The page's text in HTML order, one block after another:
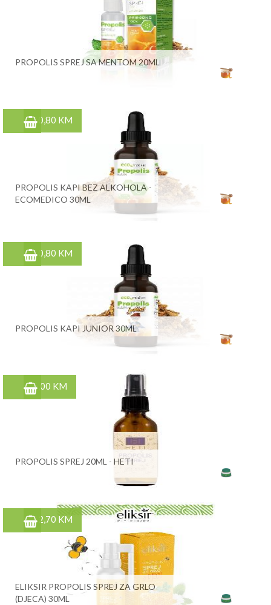
PROPOLIS SPREJ SA MENTOM 20ML
10,80 KM
PROPOLIS KAPI BEZ ALKOHOLA -
ECOMEDICO 30ML
10,80 KM
PROPOLIS KAPI JUNIOR 30ML
6,00 KM
PROPOLIS SPREJ 20ML - HETI
12,70 KM
ELIKSIR PROPOLIS SPREJ ZA GRLO
(DJECA) 30ML